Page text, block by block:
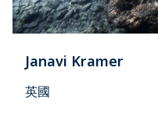
Janavi Kramer
英國